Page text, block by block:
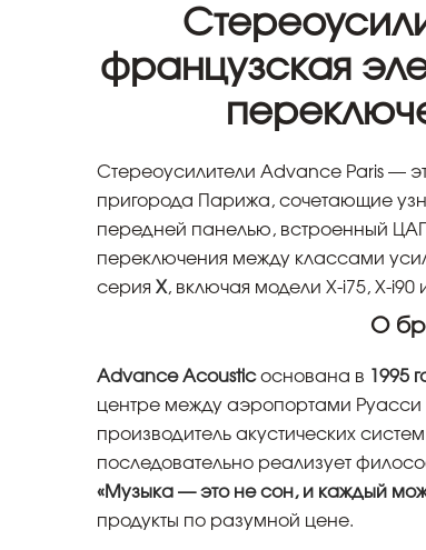
французская
Стереоусилители Advance Paris —
пригорода Парижа, сочетающие
передней панелью, встроенный
переключения между классами
серия X, включая модели X-i75, X-
О
Advance Acousticоснована в 1995
центре между аэропортами
производитель акустических
последовательно реализует
«Музыка — это не сон, и каждый
продукты по разумной цене.